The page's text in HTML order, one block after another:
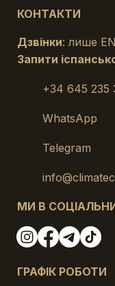
КОНТАКТИ
Дзвінки: лише
Запити
+34 645 235
WhatsApp
Telegram
МИ В
ГРАФІК РОБОТИ